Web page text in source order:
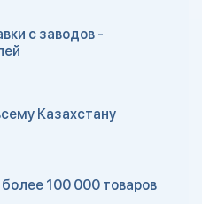
с заводов -
Казахстану
100 000 товаров